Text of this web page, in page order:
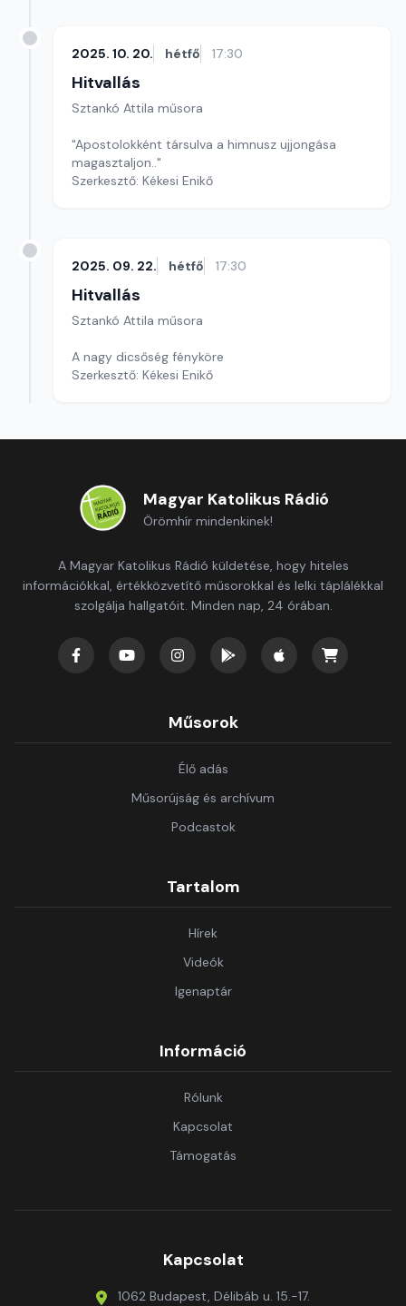
2025. 10. 20. hétfő 17:30
Hitvallás
Sztankó Attila műsora
"Apostolokként társulva a himnusz ujjongása
magasztaljon.."
Szerkesztő: Kékesi Enikő
2025. 09. 22. hétfő 17:30
Hitvallás
Sztankó Attila műsora
A nagy dicsőség fényköre
Szerkesztő: Kékesi Enikő
Magyar Katolikus Rádió
Örömhír mindenkinek!
A Magyar Katolikus Rádió küldetése, hogy hiteles
információkkal, értékközvetítő műsorokkal és lelki táplálékkal
szolgálja hallgatóit. Minden nap, 24 órában.
Műsorok
Élő adás
Műsorújság és archívum
Podcastok
Tartalom
Hírek
Videók
Igenaptár
Információ
Rólunk
Kapcsolat
Támogatás
Kapcsolat
1062 Budapest, Délibáb u. 15.-17.